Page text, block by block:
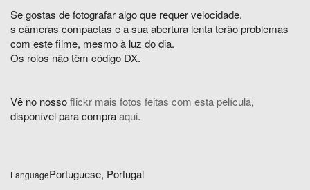
Se gostas de fotografar algo que requer velocidade.
s câmeras compactas e a sua abertura lenta terão problemas
com este filme, mesmo à luz do dia.
Os rolos não têm código DX.
Vê no nossoflickr mais fotos feitas com esta película,
disponível para compraaqui.
LanguagePortuguese, Portugal